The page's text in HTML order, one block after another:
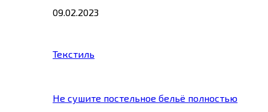
09.02.2023
Текстиль
Не сушите постельное бельё полностью